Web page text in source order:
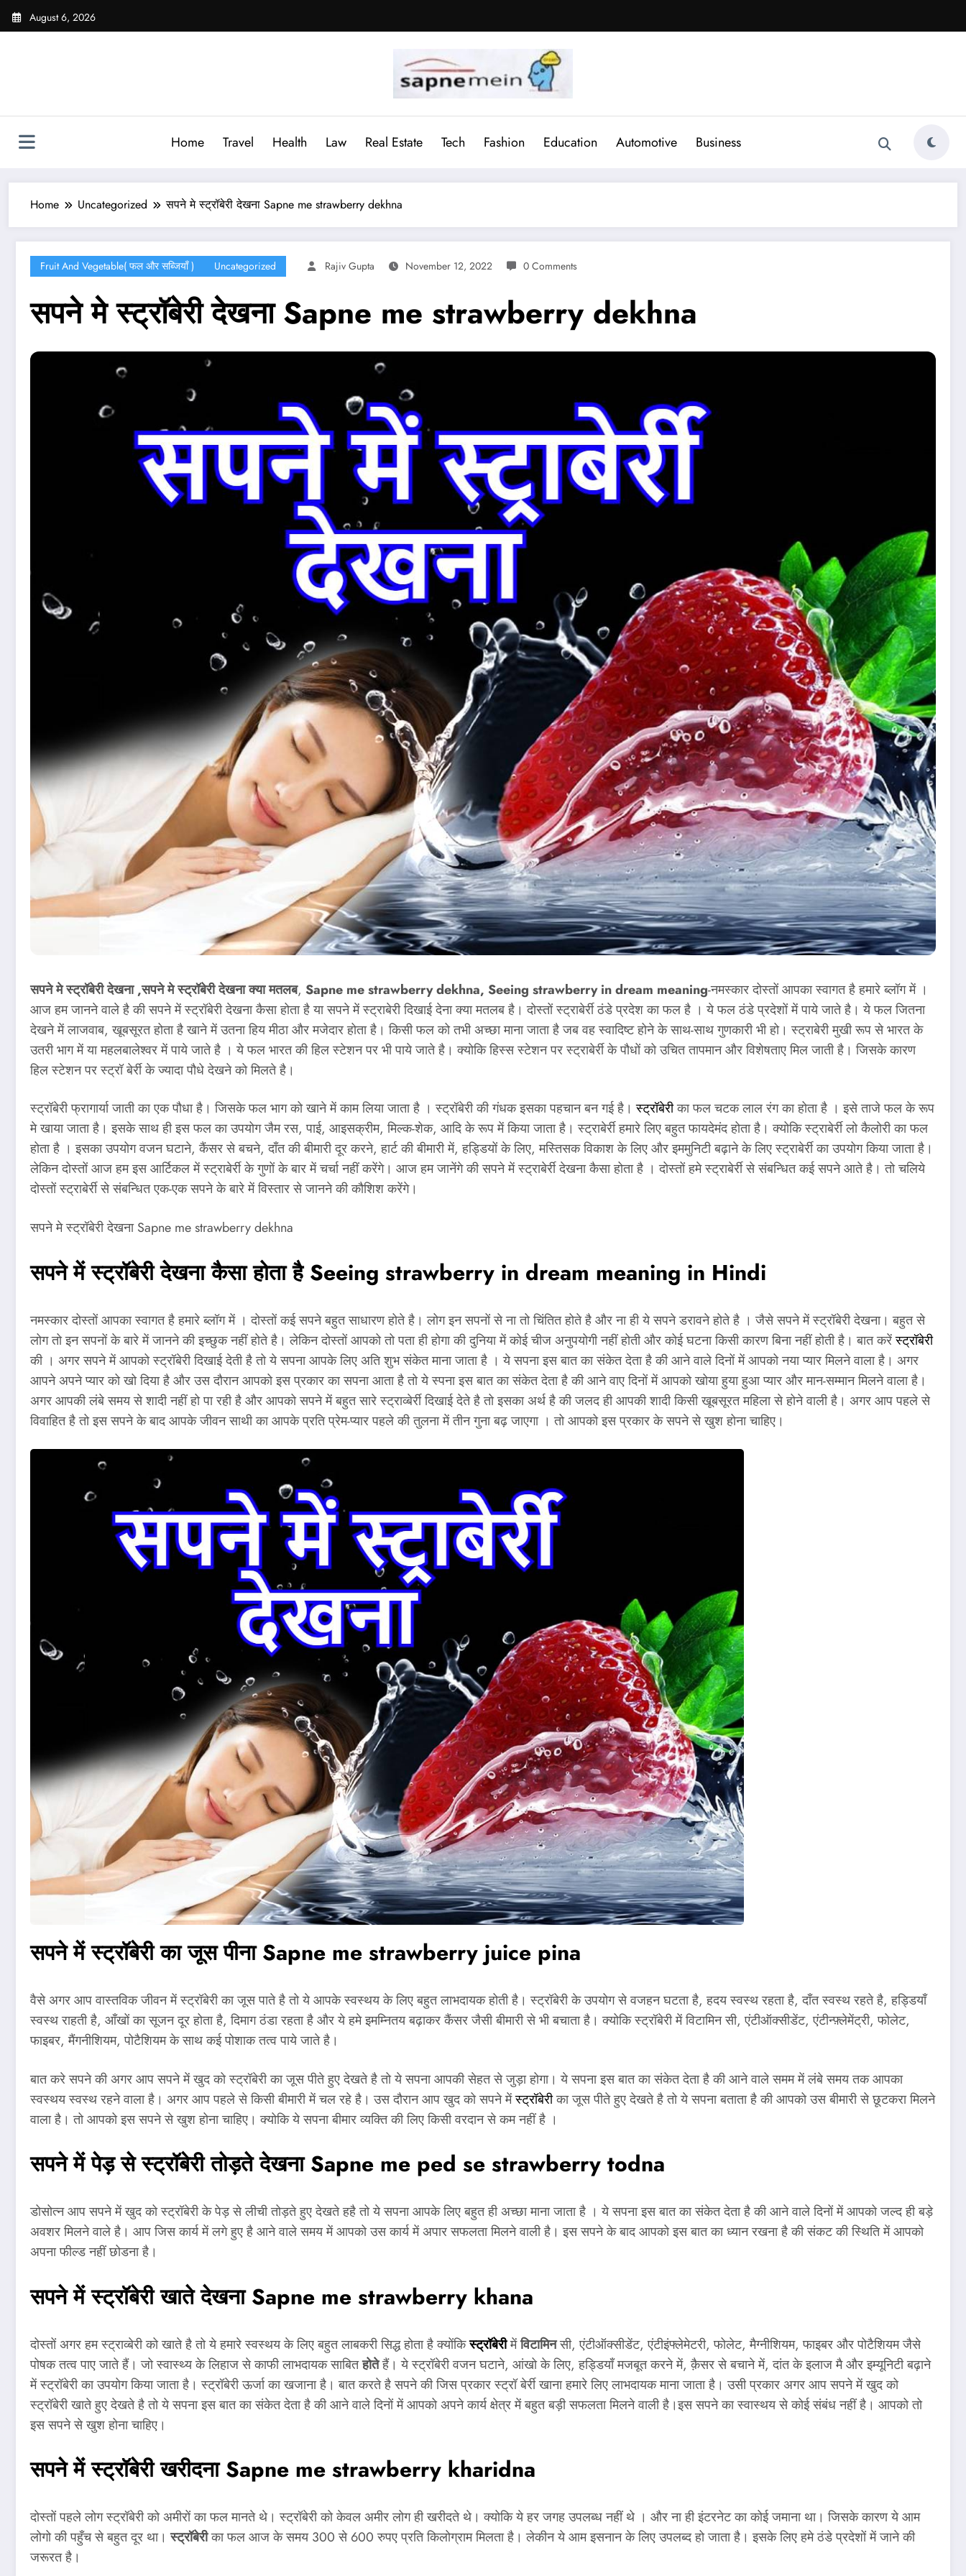
Skip
August 6, 2026
Home Travel Health Law Real Estate Tech Fashion Education Automotive Business
Home Uncategorized सपने मे स्ट्रॉबेरी देखना Sapne me strawberry dekhna
Fruit And Vegetable( फल और सब्जियाँ ) Uncategorized Rajiv Gupta November 12, 2022 0 Comments
सपने मे स्ट्रॉबेरी देखना Sapne me strawberry dekhna
सपने मे स्ट्रॉबेरी देखना,सपने मे स्ट्रॉबेरी देखना क्या मतलब, Sapne me strawberry dekhna, Seeing strawberry in dream meaning-नमस्कार दोस्तों आपका स्वागत है हमारे ब्लॉग में ।
आज हम जानने वाले है की सपने में स्ट्रॉबेरी देखना कैसा होता है या सपने में स्ट्राबेरी दिखाई देना क्या मतलब है। दोस्तों स्ट्राबेर्री ठंडे प्रदेश का फल है । ये फल ठंडे प्रदेशों में पाये जाते है। ये फल जितना
देखने में लाजवाब, खूबसूरत होता है खाने में उतना हिय मीठा और मजेदार होता है। किसी फल को तभी अच्छा माना जाता है जब वह स्वादिष्ट होने के साथ-साथ गुणकारी भी हो। स्ट्राबेरी मुखी रूप से भारत के
उतरी भाग में या महलबालेश्वर में पाये जाते है । ये फल भारत की हिल स्टेशन पर भी पाये जाते है। क्योकि हिस्स स्टेशन पर स्ट्राबेर्री के पौधों को उचित तापमान और विशेषताए मिल जाती है। जिसके कारण
हिल स्टेशन पर स्ट्रॉ बेर्री के ज्यादा पौधे देखने को मिलते है।
स्ट्रॉबेरी फ्रागार्या जाती का एक पौधा है। जिसके फल भाग को खाने में काम लिया जाता है । स्ट्रॉबेरी की गंधक इसका पहचान बन गई है।स्ट्रॉबेरीका फल चटक लाल रंग का होता है । इसे ताजे फल के रूप
मे खाया जाता है। इसके साथ ही इस फल का उपयोग जैम रस, पाई, आइसक्रीम, मिल्क-शेक, आदि के रूप में किया जाता है। स्ट्राबेर्री हमारे लिए बहुत फायदेमंद होता है। क्योकि स्ट्राबेर्री लो कैलोरी का फल
होता है । इसका उपयोग वजन घटाने, कैंसर से बचने, दाँत की बीमारी दूर करने, हार्ट की बीमारी में, हड्डियों के लिए, मस्तिसक विकाश के लिए और इममुनिटी बढ़ाने के लिए स्ट्राबेर्री का उपयोग किया जाता है।
लेकिन दोस्तों आज हम इस आर्टिकल में स्ट्राबेर्री के गुणों के बार में चर्चा नहीं करेंगे। आज हम जानेंगे की सपने में स्ट्राबेर्री देखना कैसा होता है । दोस्तों हमे स्ट्राबेर्री से संबन्धित कई सपने आते है। तो चलिये
दोस्तों स्ट्राबेर्री से संबन्धित एक-एक सपने के बारे में विस्तार से जानने की कौशिश करेंगे।
सपने मे स्ट्रॉबेरी देखना Sapne me strawberry dekhna
सपने में स्ट्रॉबेरी देखना कैसा होता हैSeeing strawberry in dream meaning in Hindi
नमस्कार दोस्तों आपका स्वागत है हमारे ब्लॉग में । दोस्तों कई सपने बहुत साधारण होते है। लोग इन सपनों से ना तो चिंतित होते है और ना ही ये सपने डरावने होते है । जैसे सपने में स्ट्रॉबेरी देखना। बहुत से
लोग तो इन सपनों के बारे में जानने की इच्छुक नहीं होते है। लेकिन दोस्तों आपको तो पता ही होगा की दुनिया में कोई चीज अनुपयोगी नहीं होती और कोई घटना किसी कारण बिना नहीं होती है। बात करेंस्ट्रॉबेरी
की । अगर सपने में आपको स्ट्रॉबेरी दिखाई देती है तो ये सपना आपके लिए अति शुभ संकेत माना जाता है । ये सपना इस बात का संकेत देता है की आने वाले दिनों में आपको नया प्यार मिलने वाला है। अगर
आपने अपने प्यार को खो दिया है और उस दौरान आपको इस प्रकार का सपना आता है तो ये स्पना इस बात का संकेत देता है की आने वाए दिनों में आपको खोया हुया हुआ प्यार और मान-सम्मान मिलने वाला है।
अगर आपकी लंबे समय से शादी नहीं हो पा रही है और आपको सपने में बहुत सारे स्ट्राव्बेर्री दिखाई देते है तो इसका अर्थ है की जलद ही आपकी शादी किसी खूबसूरत महिला से होने वाली है। अगर आप पहले से
विवाहित है तो इस सपने के बाद आपके जीवन साथी का आपके प्रति प्रेम-प्यार पहले की तुलना में तीन गुना बढ़ जाएगा । तो आपको इस प्रकार के सपने से खुश होना चाहिए।
सपने में स्ट्रॉबेरी का जूस पीनाSapne me strawberry juice pina
वैसे अगर आप वास्तविक जीवन में स्ट्रॉबेरी का जूस पाते है तो ये आपके स्वस्थय के लिए बहुत लाभदायक होती है। स्ट्रॉबेरी के उपयोग से वजहन घटता है, हदय स्वस्थ रहता है, दाँत स्वस्थ रहते है, हड्डियाँ
स्वस्थ राहती है, आँखों का सूजन दूर होता है, दिमाग ठंडा रहता है और ये हमे इमम्नितय बढ़ाकर कैंसर जैसी बीमारी से भी बचाता है। क्योकि स्ट्रॉबेरी में विटामिन सी, एंटीऑक्सीडेंट, एंटीन्फ़्लेमेंट्री, फोलेट,
फाइबर, मैंगनीशियम, पोटैशियम के साथ कई पोशाक तत्व पाये जाते है।
बात करे सपने की अगर आप सपने में खुद को स्ट्रॉबेरी का जूस पीते हुए देखते है तो ये सपना आपकी सेहत से जुड़ा होगा। ये सपना इस बात का संकेत देता है की आने वाले समम में लंबे समय तक आपका
स्वस्थय स्वस्थ रहने वाला है। अगर आप पहले से किसी बीमारी में चल रहे है। उस दौरान आप खुद को सपने मेंस्ट्रॉबेरीका जूस पीते हुए देखते है तो ये सपना बताता है की आपको उस बीमारी से छूटकरा मिलने
वाला है। तो आपको इस सपने से खुश होना चाहिए। क्योकि ये सपना बीमार व्यक्ति की लिए किसी वरदान से कम नहीं है ।
सपने में पेड़ से स्ट्रॉबेरी तोड़ते देखनाSapne me ped se strawberry todna
डोसोत्न आप सपने में खुद को स्ट्रॉबेरी के पेड़ से लीची तोड़ते हुए देखते हहै तो ये सपना आपके लिए बहुत ही अच्छा माना जाता है । ये सपना इस बात का संकेत देता है की आने वाले दिनों में आपको जल्द ही बड़े
अवशर मिलने वाले है। आप जिस कार्य में लगे हुए है आने वाले समय में आपको उस कार्य में अपार सफलता मिलने वाली है। इस सपने के बाद आपको इस बात का ध्यान रखना है की संकट की स्थिति में आपको
अपना फील्ड नहीं छोडना है।
सपने में स्ट्रॉबेरी खाते देखनाSapne me strawberry khana
दोस्तों अगर हम स्ट्राव्बेरी को खाते है तो ये हमारे स्वस्थय के लिए बहुत लाबकरी सिद्ध होता है क्योंकिस्ट्रॉबेरीमेंविटामिनसी, एंटीऑक्सीडेंट, एंटीइंफ्लेमेटरी, फोलेट, मैग्नीशियम, फाइबर और पोटैशियम जैसे
पोषक तत्व पाए जाते हैं। जो स्वास्थ्य के लिहाज से काफी लाभदायक साबितहोतेहैं। ये स्ट्रॉबेरी वजन घटाने, आंखो के लिए, हड्डियाँ मजबूत करने में, क़ैसर से बचाने में, दांत के इलाज मै और इम्यूनिटी बढ़ाने
में स्ट्रॉबेरी का उपयोग किया जाता है। स्ट्रॉबेरी ऊर्जा का खजाना है। बात करते है सपने की जिस प्रकार स्ट्रॉ बेर्री खाना हमारे लिए लाभदायक माना जाता है। उसी प्रकार अगर आप सपने में खुद को
स्ट्रॉबेरी खाते हुए देखते है तो ये सपना इस बात का संकेत देता है की आने वाले दिनों में आपको अपने कार्य क्षेत्र में बहुत बड़ी सफलता मिलने वाली है।इस सपने का स्वास्थय से कोई संबंध नहीं है। आपको तो
इस सपने से खुश होना चाहिए।
सपने में स्ट्रॉबेरी खरीदनाSapne me strawberry kharidna
दोस्तों पहले लोग स्ट्रॉबेरी को अमीरों का फल मानते थे। स्ट्रॉबेरी को केवल अमीर लोग ही खरीदते थे। क्योकि ये हर जगह उपलब्ध नहीं थे । और ना ही इंटरनेट का कोई जमाना था। जिसके कारण ये आम
लोगो की पहुँच से बहुत दूर था।स्ट्रॉबेरीका फल आज के समय 300 से 600 रुपए प्रति किलोग्राम मिलता है। लेकीन ये आम इसनान के लिए उपलब्द हो जाता है। इसके लिए हमे ठंडे प्रदेशों में जाने की
जरूरत है।